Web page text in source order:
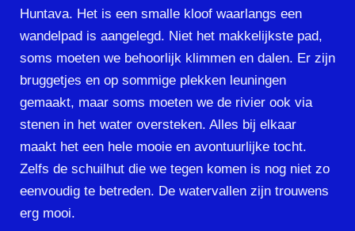
Huntava. Het is een smalle kloof waarlangs een
wandelpad is aangelegd. Niet het makkelijkste pad,
soms moeten we behoorlijk klimmen en dalen. Er zijn
bruggetjes en op sommige plekken leuningen
gemaakt, maar soms moeten we de rivier ook via
stenen in het water oversteken. Alles bij elkaar
maakt het een hele mooie en avontuurlijke tocht.
Zelfs de schuilhut die we tegen komen is nog niet zo
eenvoudig te betreden. De watervallen zijn trouwens
erg mooi.